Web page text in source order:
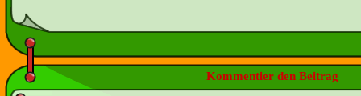
Kommentier den Beitrag